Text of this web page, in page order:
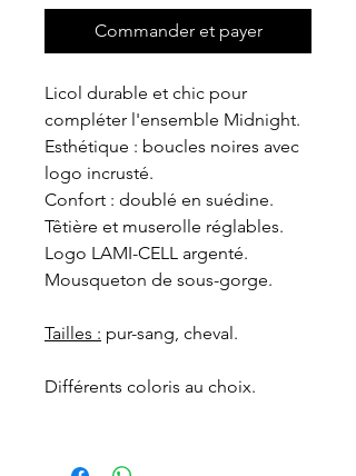
Commander et payer
Licol durable et chic pour
compléter l'ensemble Midnight.
Esthétique : boucles noires avec
logo incrusté.
Confort : doublé en suédine.
Têtière et muserolle réglables.
Logo LAMI-CELL argenté.
Mousqueton de sous-gorge.
Tailles : pur-sang, cheval.
Différents coloris au choix.